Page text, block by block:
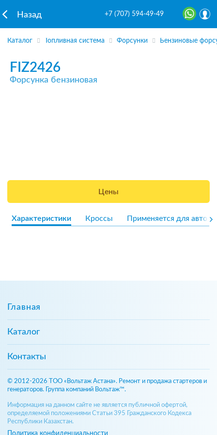
Назад +7 (707) 594-49-49
Каталог Топливная система Форсунки Бензиновые
FIZ2426
Форсунка бензиновая
Цены
Характеристики Кроссы Применяется для авто
Главная
Каталог
Контакты
© 2012-2026 ТОО «Вольтаж Астана». Ремонт и продажа стартеров и
генераторов. Группа компаний Вольтаж™.
Информация на данном сайте не является публичной офертой,
определяемой положениями Статьи 395 Гражданского Кодекса
Республики Казахстан.
Политика конфиденциальности